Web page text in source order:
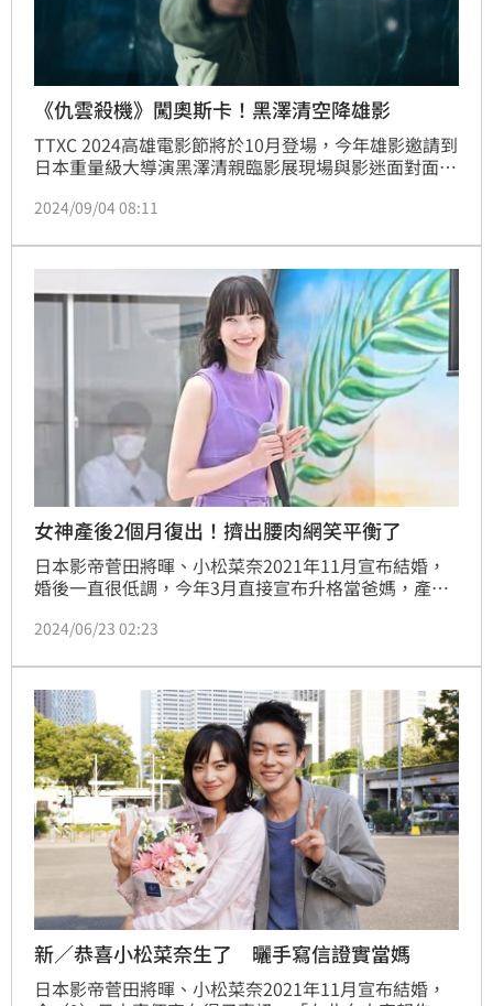
《仇雲殺機》闖奧斯卡！黑澤清空降雄影
TTXC 2024高雄電影節將於10月登場，今年雄影邀請到
日本重量級大導演黑澤清親臨影展現場與影迷面對面交
《蛇之道 2024》都將在雄影進行台灣首映。日本電影
黑澤清暌違4年的最新作品《仇雲殺機》，甫於威尼斯
影展世界首映，更獲選為奧斯卡金像獎國際影片的日本
代表。黑澤清重回本格再探懸疑驚悚，以令人不安的敘
2024/09/04 08:11
女神產後2個月復出！擠出腰肉網笑平衡了
日本影帝菅田將暉、小松菜奈2021年11月宣布結婚，
婚後一直很低調，今年3月直接宣布升格當爸媽，產後2
動，不僅美出新高度，不論是纖細身材還是超小臉蛋，
是奇蹟」、「太美完全不像已經當媽媽」。
2024/06/23 02:23
新／恭喜小松菜奈生了 曬手寫信證實當媽
日本影帝菅田將暉、小松菜奈2021年11月宣布結婚，